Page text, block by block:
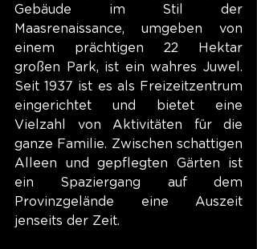
Gebäude im Stil der
Maasrenaissance, umgeben von
einem prächtigen 22 Hektar
großen Park, ist ein wahres Juwel.
Seit 1937 ist es als Freizeitzentrum
eingerichtet und bietet eine
Vielzahl von Aktivitäten für die
ganze Familie. Zwischen schattigen
Alleen und gepflegten Gärten ist
ein Spaziergang auf dem
Provinzgelände eine Auszeit
jenseits der Zeit.